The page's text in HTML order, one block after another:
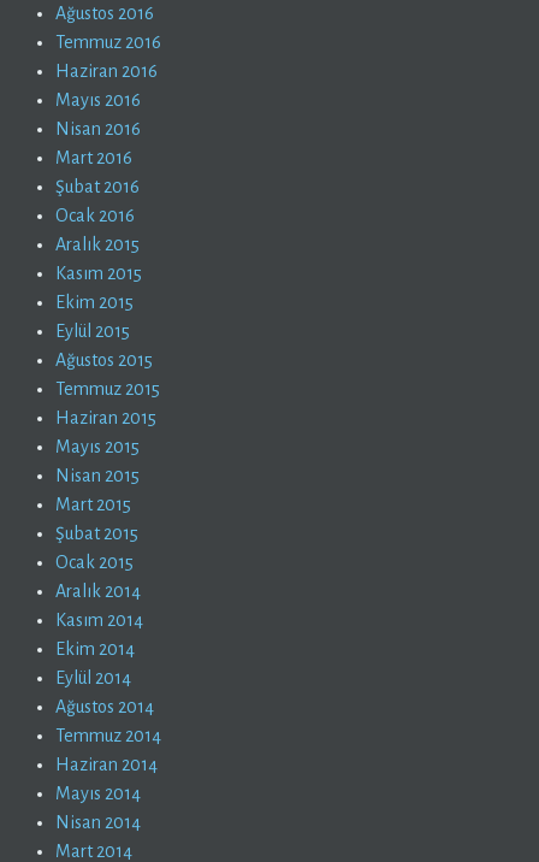
Ağustos 2016
Temmuz 2016
Haziran 2016
Mayıs 2016
Nisan 2016
Mart 2016
Şubat 2016
Ocak 2016
Aralık 2015
Kasım 2015
Ekim 2015
Eylül 2015
Ağustos 2015
Temmuz 2015
Haziran 2015
Mayıs 2015
Nisan 2015
Mart 2015
Şubat 2015
Ocak 2015
Aralık 2014
Kasım 2014
Ekim 2014
Eylül 2014
Ağustos 2014
Temmuz 2014
Haziran 2014
Mayıs 2014
Nisan 2014
Mart 2014